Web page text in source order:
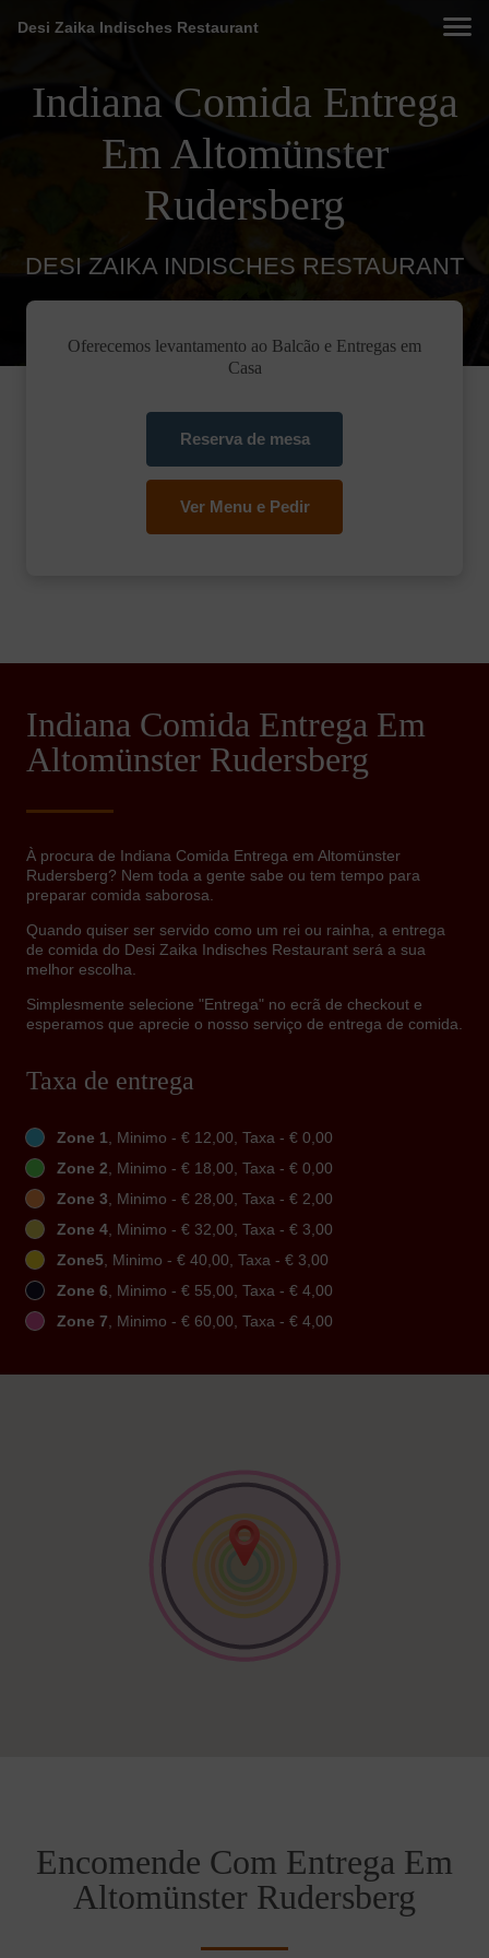
Desi Zaika Indisches Restaurant
Indiana Comida Entrega
Em Altomünster
Rudersberg
DESI ZAIKA INDISCHES RESTAURANT
Oferecemos levantamento ao Balcão e Entregas em
Casa
Reserva de mesa
Ver Menu e Pedir
Indiana Comida Entrega Em
Altomünster Rudersberg
À procura de Indiana Comida Entrega em Altomünster
Rudersberg? Nem toda a gente sabe ou tem tempo para
preparar comida saborosa.
Quando quiser ser servido como um rei ou rainha, a entrega
de comida do Desi Zaika Indisches Restaurant será a sua
melhor escolha.
Simplesmente selecione "Entrega" no ecrã de checkout e
esperamos que aprecie o nosso serviço de entrega de comida.
Taxa de entrega
Zone 1, Minimo - € 12,00, Taxa - € 0,00
Zone 2, Minimo - € 18,00, Taxa - € 0,00
Zone 3, Minimo - € 28,00, Taxa - € 2,00
Zone 4, Minimo - € 32,00, Taxa - € 3,00
Zone5, Minimo - € 40,00, Taxa - € 3,00
Zone 6, Minimo - € 55,00, Taxa - € 4,00
Zone 7, Minimo - € 60,00, Taxa - € 4,00
Encomende Com Entrega Em
Altomünster Rudersberg